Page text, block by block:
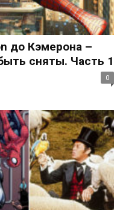
до Кэмерона –
сняты. Часть 1
0